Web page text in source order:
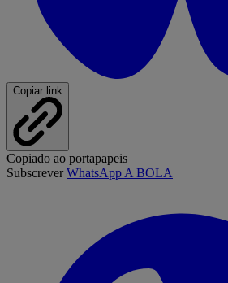
Copiar link
Copiado ao portapapeis
SubscreverWhatsApp A BOLA